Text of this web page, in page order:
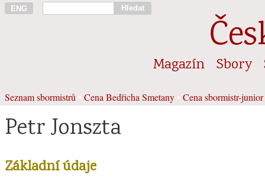
ENG Hledat
Magazín Sbory
Seznam sbormistrů Cena Bedřicha Smetany Cena sbormistr-junior
Petr Jonszta
Základní údaje